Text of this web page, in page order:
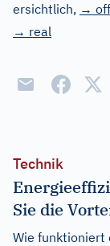
ersichtlich, →
→ real
Technik
Sie die
Wie funktioniert